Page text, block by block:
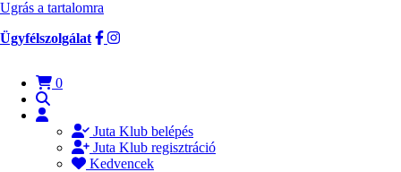
Ugrás a tartalomra
Ügyfélszolgálat
0
Juta Klub belépés
Juta Klub regisztráció
Kedvencek